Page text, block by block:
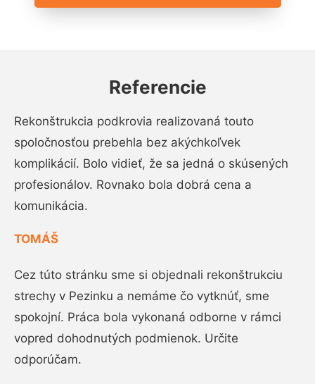
Referencie
Rekonštrukcia podkrovia realizovaná touto
spoločnosťou prebehla bez akýchkoľvek
komplikácií. Bolo vidieť, že sa jedná o skúsených
profesionálov. Rovnako bola dobrá cena a
komunikácia.
TOMÁŠ
Cez túto stránku sme si objednali rekonštrukciu
strechy v Pezinku a nemáme čo vytknúť, sme
spokojní. Práca bola vykonaná odborne v rámci
vopred dohodnutých podmienok. Určite
odporúčam.